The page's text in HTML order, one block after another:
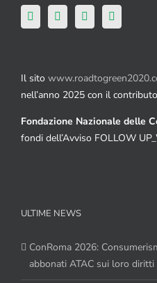
Il sito
nell’anno 2025 con il
Fondazione Nazionale delle
fondi dell’Avviso FOLLOW
ULTIME NEWS
ConRoma 2026:
abbonati ATAC sui loro